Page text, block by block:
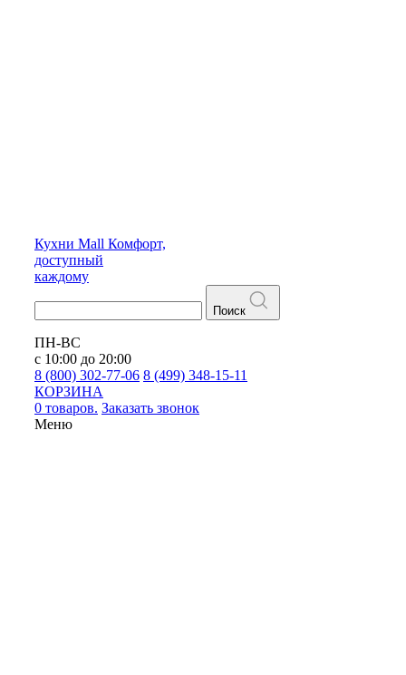
Кухни Mall Комфорт,
доступный
каждому
Поиск
ПН-ВС
с 10:00 до 20:00
8 (800) 302-77-06 8 (499) 348-15-11
КОРЗИНА
0 товаров. Заказать звонок
Меню